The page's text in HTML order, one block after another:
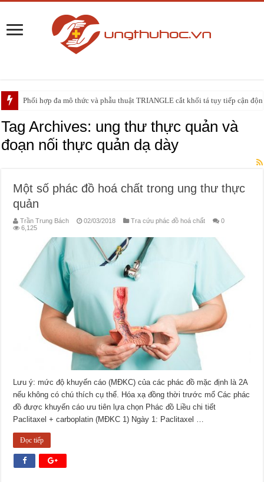
Phối hợp đa mô thức và phẫu thuật TRIANGLE cắt khối tá tụy tiếp cận
PHẪU THUẬT NEUHAUS: GIẢI PHÁP ĐIỀU TRỊ TRIỆT CĂN CHO UNG
Tag Archives: ung thư thực quản và
đoạn nối thực quản dạ dày
Một số phác đồ hoá chất trong ung thư thực
quản
Trần Trung Bách 02/03/2018 Tra cứu phác đồ hoá chất
0
6,125
Lưu ý: mức độ khuyến cáo (MĐKC) của các phác đồ mặc định là 2A
nếu không có chú thích cụ thể. Hóa xạ đồng thời trước mổ Các phác
đồ được khuyến cáo ưu tiên lựa chọn Phác đồ Liều chi tiết
Paclitaxel + carboplatin (MĐKC 1) Ngày 1: Paclitaxel …
Đọc tiếp